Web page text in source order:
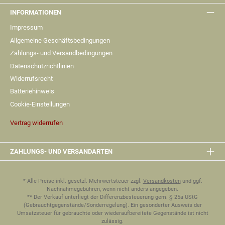
INFORMATIONEN
Impressum
Allgemeine Geschäftsbedingungen
Zahlungs- und Versandbedingungen
Datenschutzrichtlinien
Widerrufsrecht
Batteriehinweis
Cookie-Einstellungen
Vertrag widerrufen
ZAHLUNGS- UND VERSANDARTEN
* Alle Preise inkl. gesetzl. Mehrwertsteuer zzgl. Versandkostenund ggf.
Nachnahmegebühren, wenn nicht anders angegeben.
** Der Verkauf unterliegt der Differenzbesteuerung gem. § 25a UStG
(Gebrauchtgegenstände/Sonderregelung). Ein gesonderter Ausweis der
Umsatzsteuer für gebrauchte oder wiederaufbereitete Gegenstände ist nicht
zulässig.